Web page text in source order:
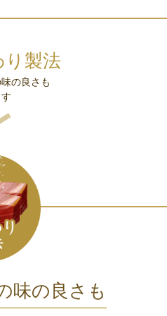
り製法
の良さも
味の良さも